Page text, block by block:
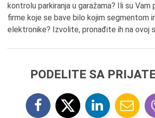
kontrolu parkiranja u garažama? Ili su Vam
firme koje se bave bilo kojim segmentom
elektronike? Izvolite, pronađite ih na ovoj
PODELITE SA